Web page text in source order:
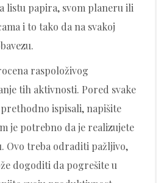
listu papira, svom planeru ili
i to tako da na svakoj
raspoloživog
tih aktivnosti. Pored svake
ispisali, napišite
je potrebno da je realizujete
Ovo treba odraditi pažljivo,
dogoditi da pogrešite u